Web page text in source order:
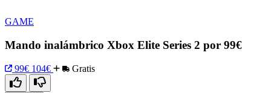
GAME
Mando inalámbrico Xbox Elite Series 2 por 99€
99€ 104€ Gratis